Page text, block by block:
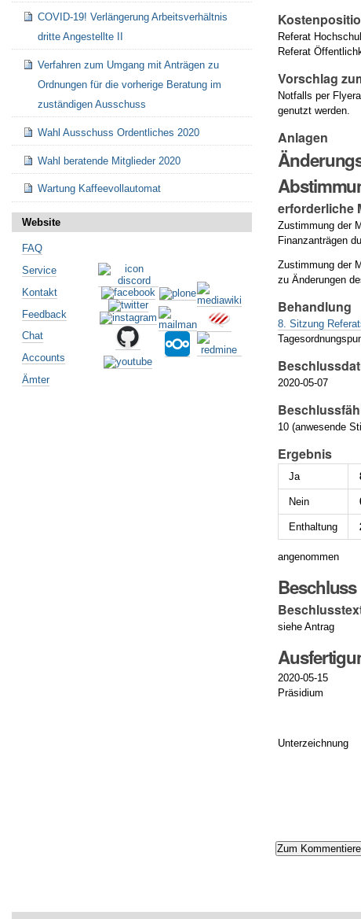
Referat
Referat
Vorschlag
Notfalls per
genutzt werden.
Anlagen
erforderliche
Zustimmung der
Finanzanträgen
Zustimmung der
zu Änderungen
Behandlung
8. Sitzung
2020-05-07
10 (anwesende
Ergebnis
Ja
Nein
Enthaltung
angenommen
Beschluss
siehe Antrag
2020-05-15
Präsidium
Unterzeichnung
COVID-19! Verlängerung Arbeitsverhältnis
dritte Angestellte II
Verfahren zum Umgang mit Anträgen zu
Ordnungen für die vorherige Beratung im
zuständigen Ausschuss
Wahl Ausschuss Ordentliches 2020
Wahl beratende Mitglieder 2020
Wartung Kaffeevollautomat
Website
FAQ
Service
Kontakt
Feedback
Chat
Accounts
Ämter